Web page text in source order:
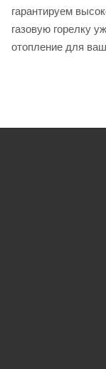
гарантируем
газовую горелку
отопление для